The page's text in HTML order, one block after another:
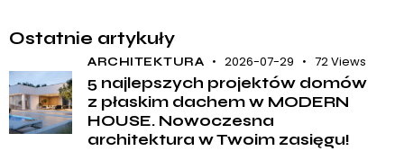
Ostatnie artykuły
ARCHITEKTURA 2026-07-29 72 Views
5 najlepszych projektów domów
z płaskim dachem w MODERN
HOUSE. Nowoczesna
architektura w Twoim zasięgu!